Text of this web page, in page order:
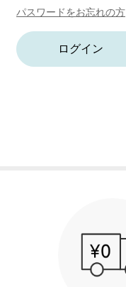
パスワードをお忘れの方
ログイン